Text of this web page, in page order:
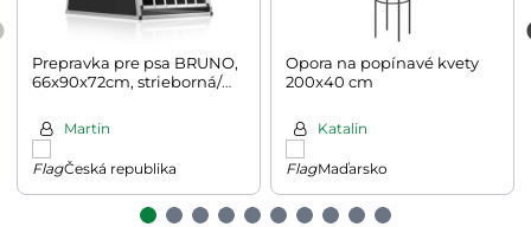
Prepravka pre psa BRUNO,
66x90x72cm, strieborná/
Martin
Česká republika
Opora na popínavé kvety
200x40 cm
Katalin
Maďarsko